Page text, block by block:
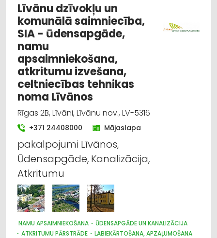
Līvānu dzīvokļu un
komunālā saimniecība,
SIA - ūdensapgāde,
namu
apsaimniekošana,
atkritumu izvešana,
celtniecības tehnikas
noma Līvānos
Rīgas 2B, Līvāni, Līvānu nov., LV-5316
+371 24408000 Mājaslapa
pakalpojumi Līvānos,
Ūdensapgāde, Kanalizācija,
Atkritumu
NAMU APSAIMNIEKOŠANA
ŪDENSAPGĀDE UN KANALIZĀCIJA
ATKRITUMU PĀRSTRĀDE
LABIEKĀRTOŠANA, APZAĻUMOŠANA